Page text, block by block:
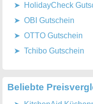
HolidayCheck
OBI Gutschein
OTTO Gutschein
Tchibo Gutschein
Beliebte